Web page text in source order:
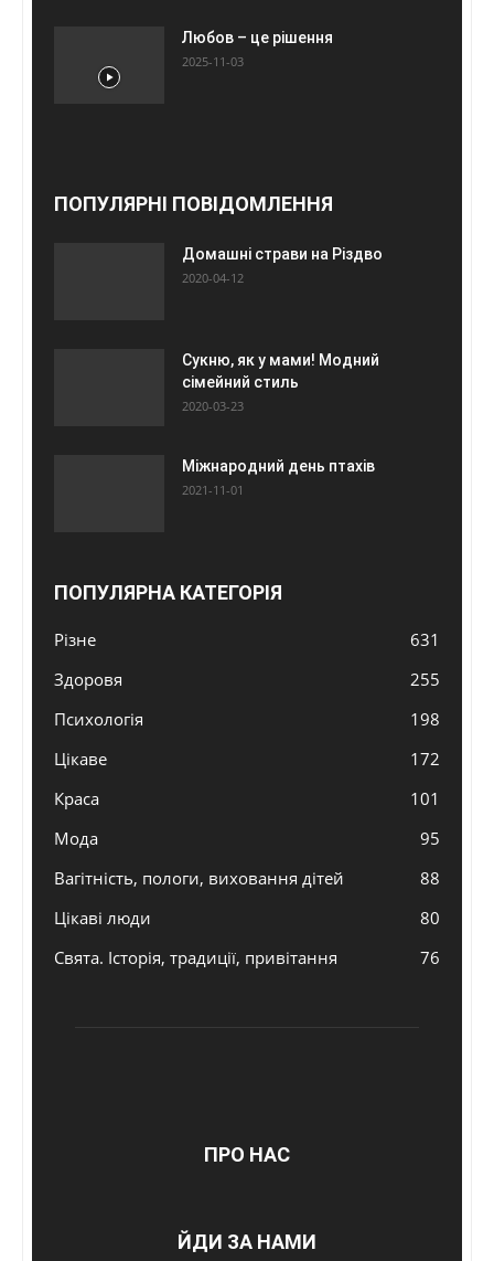
Любов – це рішення
2025-11-03
ПОПУЛЯРНІ ПОВІДОМЛЕННЯ
Домашні страви на Різдво
2020-04-12
Сукню, як у мами! Модний
сімейний стиль
2020-03-23
Міжнародний день птахів
2021-11-01
ПОПУЛЯРНА КАТЕГОРІЯ
Різне
631
Здоровя
255
Психологія
198
Цікаве
172
Краса
101
Мода
95
Вагітність, пологи, виховання дітей
88
Цікаві люди
80
Свята. Історія, традиції, привітання
76
ПРО НАС
ЙДИ ЗА НАМИ